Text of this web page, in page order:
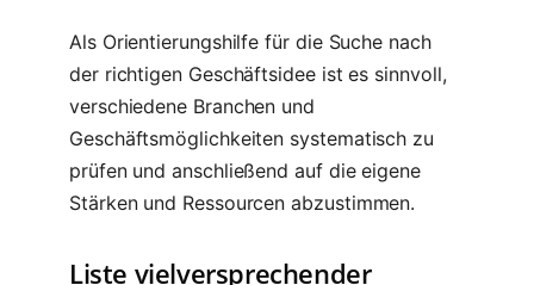
Als Orientierungshilfe für die Suche nach
der richtigen Geschäftsidee ist es sinnvoll,
verschiedene Branchen und
Geschäftsmöglichkeiten systematisch zu
prüfen und anschließend auf die eigene
Stärken und Ressourcen abzustimmen.
Liste vielversprechender